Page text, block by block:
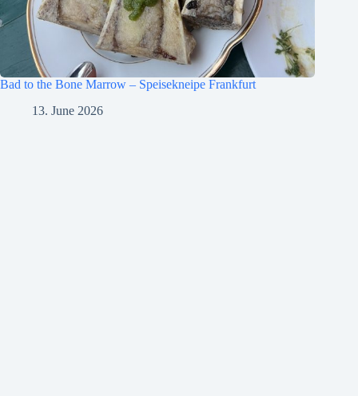
Bad to the Bone Marrow – Speisekneipe Frankfurt
13. June 2026